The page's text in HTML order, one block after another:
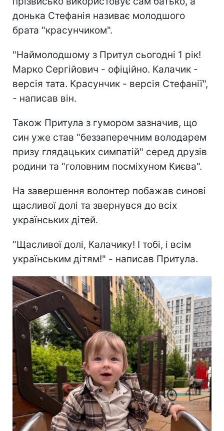
донька Стефанія називає молодшого
брата "красунчиком".
"Наймолодшому з Притул сьогодні 1 рік!
Марко Сергійович - офіційно. Калачик -
версія тата. Красунчик - версія Стефанії",
- написав він.
Також Притула з гумором зазначив, що
син уже став "беззаперечним володарем
призу глядацьких симпатій" серед друзів
родини та "головним посміхуном Києва".
На завершення волонтер побажав синові
щасливої долі та звернувся до всіх
українських дітей.
"Щасливої долі, Калачику! І тобі, і всім
українським дітям!" - написав Притула.